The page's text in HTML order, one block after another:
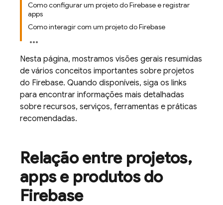
Como configurar um projeto do Firebase e registrar
apps
Como interagir com um projeto do Firebase
Nesta página, mostramos visões gerais resumidas
de vários conceitos importantes sobre projetos
do Firebase. Quando disponíveis, siga os links
para encontrar informações mais detalhadas
sobre recursos, serviços, ferramentas e práticas
recomendadas.
Relação entre projetos,
apps e produtos do
Firebase